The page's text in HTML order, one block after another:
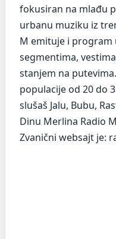
fokusiran na mlađu
urbanu muziku iz
M emituje i
segmentima,
stanjem na
populacije od 20 do
slušaš Jalu, Bubu,
Dinu Merlina Radio
Zvanični websajt je: